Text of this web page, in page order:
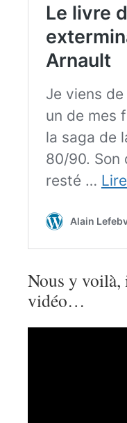
Nous y voilà,
vidéo…